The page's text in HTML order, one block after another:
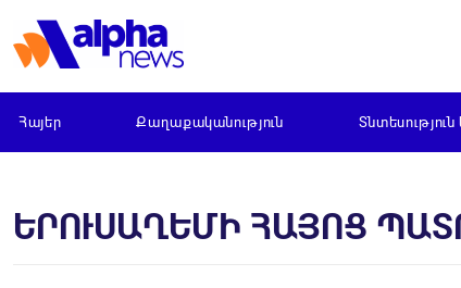
Հայեր Քաղաքականություն
ԵՐՈՒՍԱՂԵՄԻ ՀԱՅՈՑ